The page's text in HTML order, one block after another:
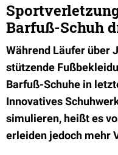
Barfuß-Schuh
Während Läufer über
stützende
Barfuß-Schuhe in
Innovatives
simulieren, heißt es
erleiden jedoch mehr